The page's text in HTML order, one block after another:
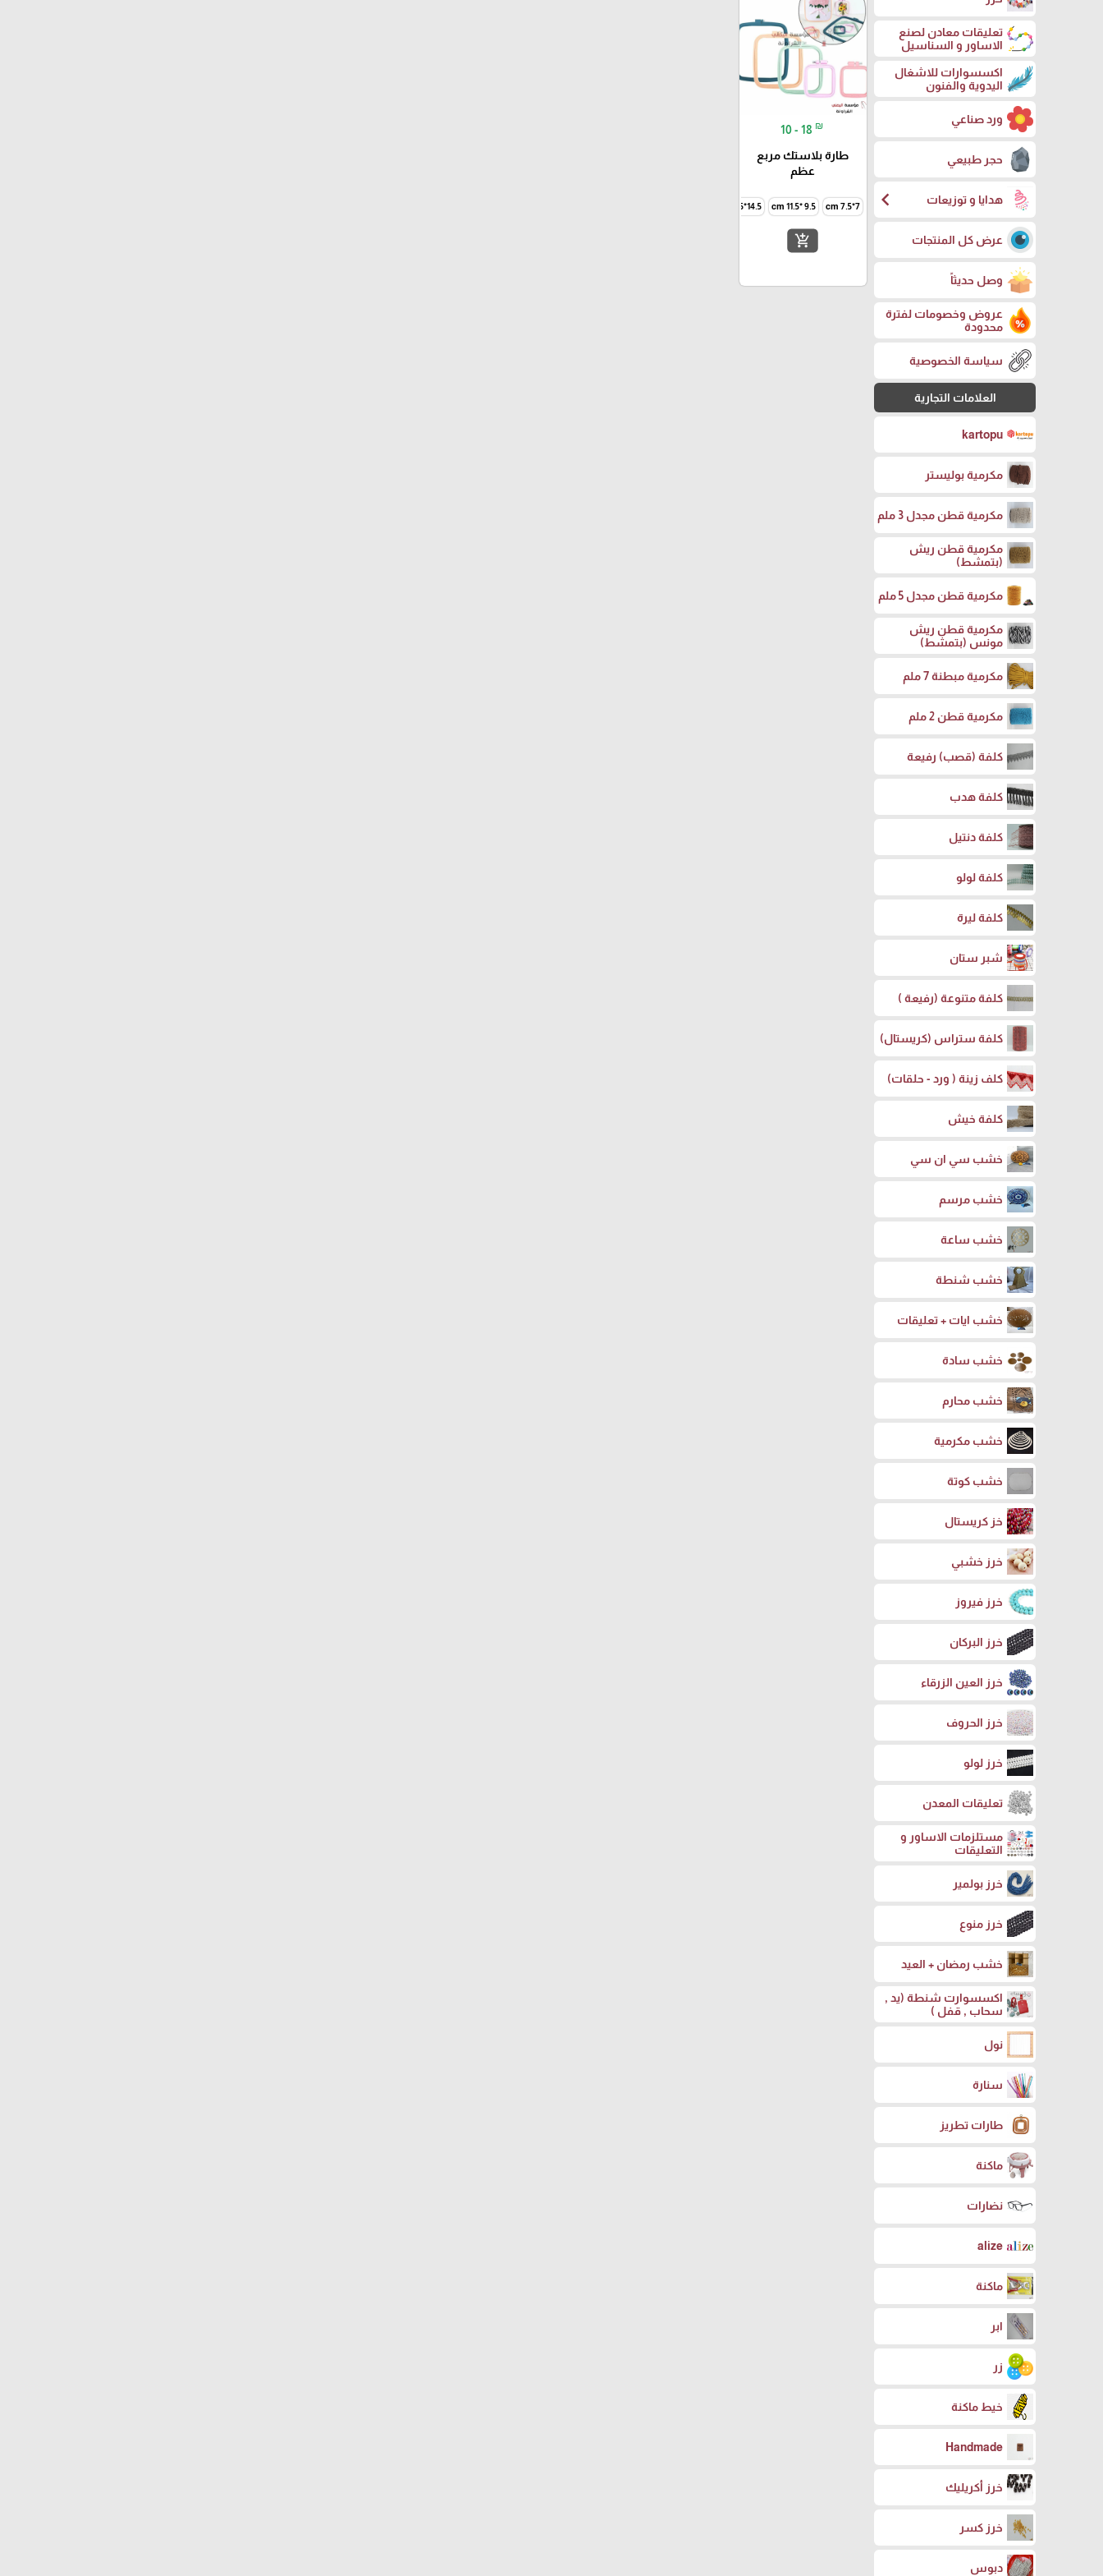
تعليقات معادن لصنع
الاساور و السناسيل
اكسسوارات للاشغال
اليدوية والفنون
ورد صناعي
حجر طبيعي
هدايا و توزيعات chevron_left
عرض كل المنتجات
وصل حديثاً
عروض وخصومات لفترة
محدودة
سياسة الخصوصية
العلامات التجارية
kartopu
مكرمية بوليستر
مكرمية قطن مجدل 3 ملم
مكرمية قطن ريش
(بتمشط)
مكرمية قطن مجدل 5 ملم
مكرمية قطن ريش
مونس (بتمشط)
مكرمية مبطنة 7 ملم
مكرمية قطن 2 ملم
كلفة (قصب) رفيعة
كلفة هدب
كلفة دنتيل
كلفة لولو
كلفة ليرة
شبر ستان
كلفة متنوعة (رفيعة )
كلفة ستراس (كريستال)
كلف زينة ( ورد - حلقات)
كلفة خيش
خشب سي ان سي
خشب مرسم
خشب ساعة
خشب شنطة
خشب ايات + تعليقات
خشب سادة
خشب محارم
خشب مكرمية
خشب كوتة
خز كريستال
خرز خشبي
خرز فيروز
خرز البركان
خرز العين الزرقاء
خرز الحروف
خرز لولو
تعليقات المعدن
مستلزمات الاساور و
التعليقات
خرز بولمير
خرز منوع
خشب رمضان + العيد
اكسسوارت شنطة (يد ,
سحاب , قفل )
نول
سنارة
طارات تطريز
ماكنة
نضارات
alize
ماكنة
ابر
زر
خيط ماكنة
Handmade
خرز أكريليك
خرز كسر
دبوس
10 - 18 ₪
طارة بلاستك مربع
عظم
7*7.5 cm
9.5 *11.5 cm
14.5*16.5 cm
add_shopping_cart